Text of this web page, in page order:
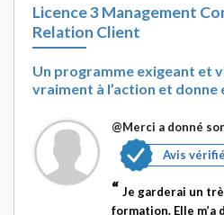
Licence 3 Management
Relation Client
Un programme exigeant et
vraiment à l’action et donne
@Merci a donné
Avis vérifié
Je garderai un
formation. Elle m’a